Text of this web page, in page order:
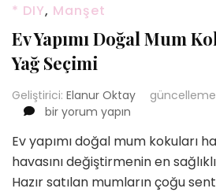
* DIY, Manşet
Ev Yapımı Doğal Mum
Yağ Seçimi
Geliştirici: Elanur Oktay
Ev
Doğal
Mum
Kokuları
bir yorum yapın
Ev yapımı doğal mum kokuları
havasını değiştirmenin en
Hazır satılan mumların çoğu